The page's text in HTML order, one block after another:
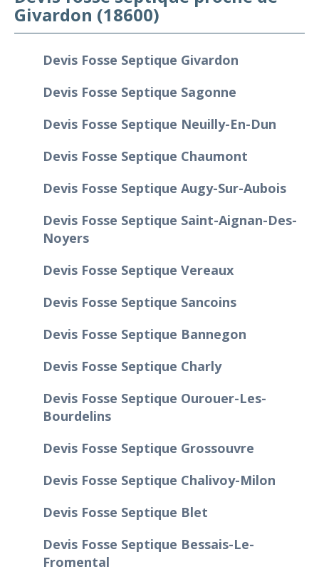
Givardon (18600)
Devis Fosse Septique Givardon
Devis Fosse Septique Sagonne
Devis Fosse Septique Neuilly-En-Dun
Devis Fosse Septique Chaumont
Devis Fosse Septique Augy-Sur-Aubois
Devis Fosse Septique Saint-Aignan-Des-
Noyers
Devis Fosse Septique Vereaux
Devis Fosse Septique Sancoins
Devis Fosse Septique Bannegon
Devis Fosse Septique Charly
Devis Fosse Septique Ourouer-Les-
Bourdelins
Devis Fosse Septique Grossouvre
Devis Fosse Septique Chalivoy-Milon
Devis Fosse Septique Blet
Devis Fosse Septique Bessais-Le-
Fromental